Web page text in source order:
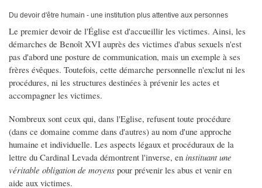
Du devoir d'être humain - une institution plus attentive aux personnes
Le premier devoir de l'Église est d'accueillir les victimes. Ainsi, les
démarches de Benoît XVI auprès des victimes d'abus sexuels n'est
pas d'abord une posture de communication, mais un exemple à ses
frères évêques. Toutefois, cette démarche personnelle n'exclut ni les
procédures, ni les structures destinées à prévenir les actes et
accompagner les victimes.
Nombreux sont ceux qui, dans l'Eglise, refusent toute procédure
(dans ce domaine comme dans d'autres) au nom d'une approche
humaine et individuelle. Les aspects légaux et procéduraux de la
lettre du Cardinal Levada démontrent l'inverse, en instituant une
véritable obligation de moyens pour prévenir les abus et venir en
aide aux victimes.